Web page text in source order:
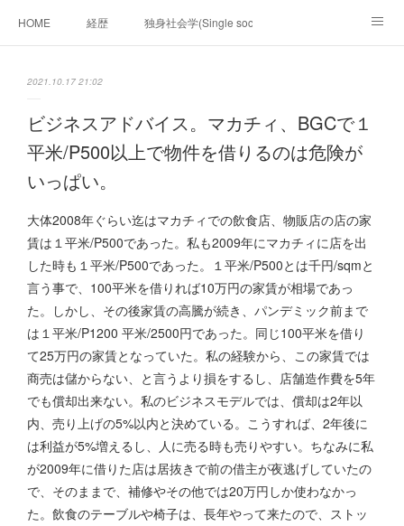
HOME 経歴 独身社会学(Single sociology)と高齢化社会学
移動出来て、工場で作る建物。未来２１００研究所
フィリピンの問題点 フィリピンの歴史
フィリピン経済談義 ファッションを考える 漫画
未来２１００研究所他のアイデアマニラ男の手料理 総集編
https://globalclub.amebaownd.com/
2021.10.17 21:02
ビジネスアドバイス。マカチィ、BGCで１
平米/P500以上で物件を借りるのは危険が
いっぱい。
大体2008年ぐらい迄はマカチィでの飲食店、物販店の店の家
賃は１平米/P500であった。私も2009年にマカチィに店を出
した時も１平米/P500であった。１平米/P500とは千円/sqmと
言う事で、100平米を借りれば10万円の家賃が相場であっ
た。しかし、その後家賃の高騰が続き、パンデミック前まで
は１平米/P1200 平米/2500円であった。同じ100平米を借り
て25万円の家賃となっていた。私の経験から、この家賃では
商売は儲からない、と言うより損をするし、店舗造作費を5年
でも償却出来ない。私のビジネスモデルでは、償却は2年以
内、売り上げの5%以内と決めている。こうすれば、2年後に
は利益が5%増えるし、人に売る時も売りやすい。ちなみに私
が2009年に借りた店は居抜きで前の借主が夜逃げしていたの
で、そのままで、補修やその他では20万円しか使わなかっ
た。飲食のテーブルや椅子は、長年やって来たので、ストッ